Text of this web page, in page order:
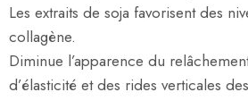
Les extraits de soja favorisent des
collagène.
Diminue l’apparence du
d’élasticité et des rides verticales